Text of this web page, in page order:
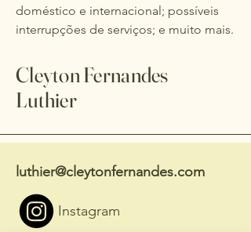
doméstico e internacional; possíveis
interrupções de serviços; e muito mais.
Cleyton Fernandes
Luthier
luthier@cleytonfernandes.com
Instagram